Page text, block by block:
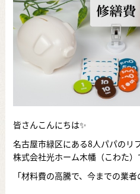
皆さんこんにちは✨
名古屋市緑区にある8人パパのリ
株式会社光ホーム木幡（こわた
「材料費の高騰で、今までの業